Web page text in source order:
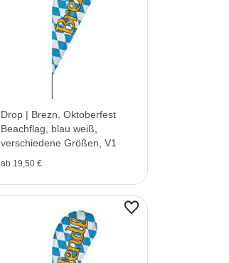
Drop | Brezn, Oktoberfest
Beachflag, blau weiß,
verschiedene Größen, V1
ab 19,50 €